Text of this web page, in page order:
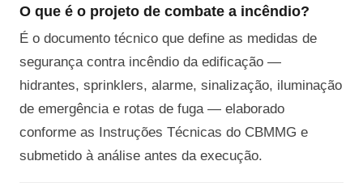
O que é o projeto de combate a incêndio?
É o documento técnico que define as medidas de
segurança contra incêndio da edificação —
hidrantes, sprinklers, alarme, sinalização, iluminação
de emergência e rotas de fuga — elaborado
conforme as Instruções Técnicas do CBMMG e
submetido à análise antes da execução.